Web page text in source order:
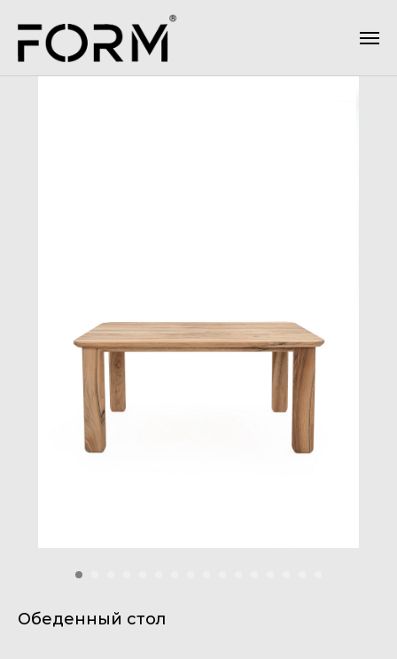
Обеденный стол